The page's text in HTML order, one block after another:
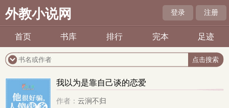
外教小说网 登录 注册
首页 书库 排行 完本 足迹
我以为是靠自己谈的恋爱
作者： 云涧不归